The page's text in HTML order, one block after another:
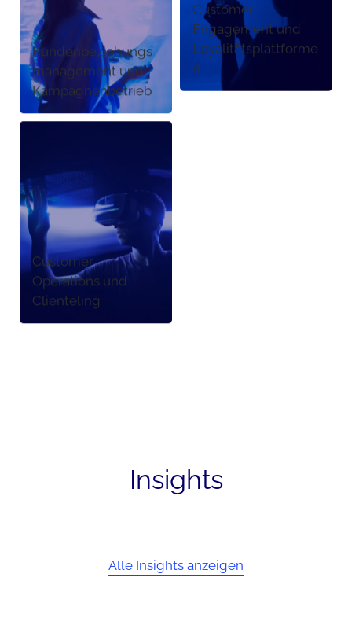
Kundenbeziehungs
management und
Kampagnenbetrieb
Customer
Engagement und
Loyalitätsplattforme
n
Customer
Operations und
Clienteling
Insights
Alle Insights anzeigen